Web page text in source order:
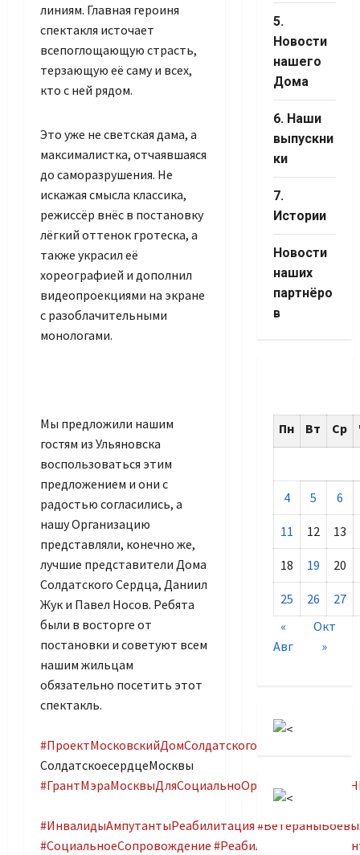
линиям. Главная героиня
спектакля источает
всепоглощающую страсть,
терзающую её саму и всех,
кто с ней рядом.
Это уже не светская дама, а
максималистка, отчаявшаяся
до саморазрушения. Не
искажая смысла классика,
режиссёр внёс в постановку
лёгкий оттенок гротеска, а
также украсил её
хореографией и дополнил
видеопроекциями на экране
с разоблачительными
монологами.
Мы предложили нашим
гостям из Ульяновска
воспользоваться этим
предложением и они с
радостью согласились, а
нашу Организацию
представляли, конечно же,
лучшие представители Дома
Солдатского Сердца, Даниил
Жук и Павел Носов. Ребята
были в восторге от
постановки и советуют всем
нашим жильцам
обязательно посетить этот
спектакль.
#ПроектМосковскийДомСолдатскогоСердца
СолдатскоесердцеМосквы
#ИнвалидыАмпутантыРеабилитация
#СоциальноеСопровождение
5.
Новости
нашего
Дома
6. Наши
выпускни
ки
7.
Истории
Новости
наших
партнёро
в
Пн Вт Ср
4 5 6
11 12 13
18 19 20
25 26 27
«
Авг
Окт
»
Set